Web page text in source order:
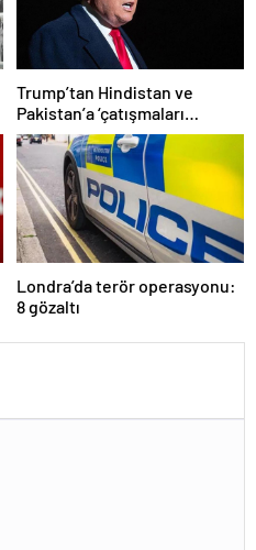
Trump’tan Hindistan ve
Pakistan’a ‘çatışmaları
durdurun’ çağrısı
Londra’da terör operasyonu:
8 gözaltı